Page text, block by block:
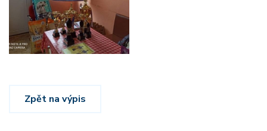
Zpět na výpis